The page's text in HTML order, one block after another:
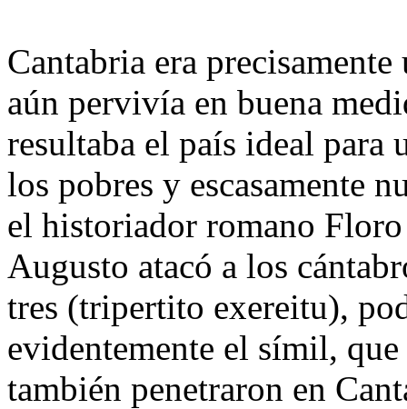
Cantabria era precisamente
aún pervivía en buena
resultaba el país ideal para
los pobres y escasamente
el historiador romano
Augusto atacó a los
tres (tripertito exereitu),
evidentemente el símil,
también penetraron en